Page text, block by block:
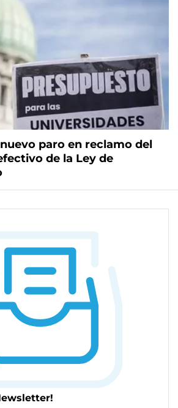
paro en reclamo del
de la Ley de